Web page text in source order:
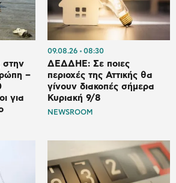
στην
–
για
09.08.26 08:30
ΔΕΔΔΗΕ: Σε ποιες
περιοχές της Αττικής θα
γίνουν διακοπές σήμερα
Κυριακή 9/8
NEWSROOM